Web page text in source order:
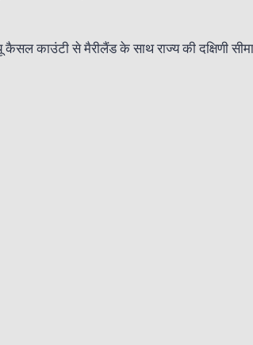
कैसल काउंटी से मैरीलैंड के साथ राज्य की दक्षिणी